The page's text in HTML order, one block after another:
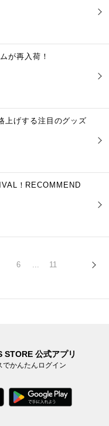
が再入荷！
上げする注目のグッズ
！RECOMMEND
6 ... 11
STORE 公式アプリ
でかんたんログイン